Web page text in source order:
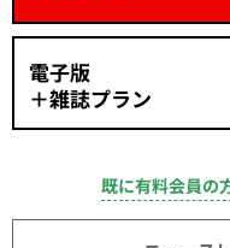
電子版
＋雑誌プラン
既に有料会員の